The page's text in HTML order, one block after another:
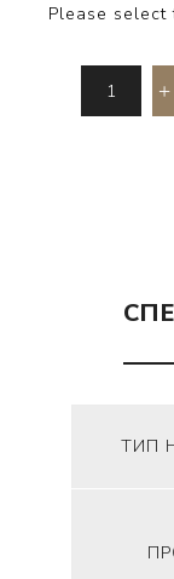
Please select
ТИП